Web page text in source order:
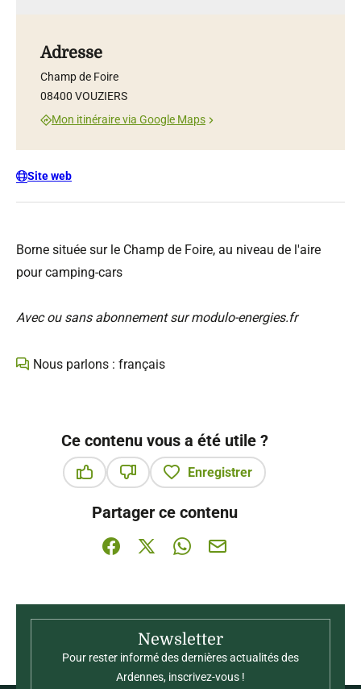
Borne située sur le Champ de Foire, au niveau de l'aire
pour camping-cars
Avec ou sans abonnement sur modulo-energies.fr
Nous parlons : français
Adresse
Champ de Foire
08400 VOUZIERS
Mon itinéraire via Google Maps
Site web
Ce contenu vous a été utile ?
Enregistrer
Partager ce contenu
Partager sur Facebook (nouvelle fenêtre)
Partager sur X / Twitter (nouvelle
Partager sur WhatsApp
Partager par mail
Newsletter
Pour rester informé des dernières actualités des
Ardennes, inscrivez-vous !